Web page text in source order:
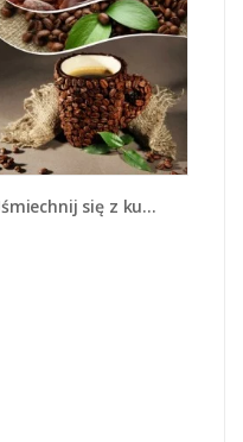
Uśmiechnij się z kubkiem kawy - JN612